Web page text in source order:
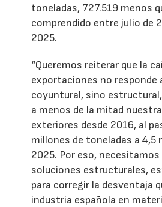
toneladas, 727.519 menos
comprendido entre julio de
2025.
“Queremos reiterar que la
exportaciones no responde
coyuntural, sino
a menos de la mitad
exteriores desde 2016, al
millones de toneladas a 4,5
2025. Por eso,
soluciones estructurales,
para corregir la desventaja
industria española en